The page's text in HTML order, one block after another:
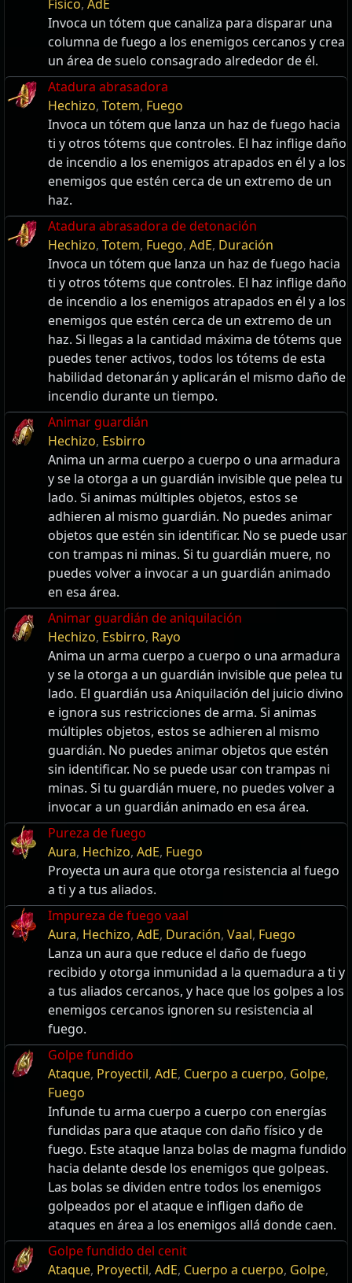
Físico, AdE
Invoca un tótem que canaliza para disparar una
columna de fuego a los enemigos cercanos y crea
un área de suelo consagrado alrededor de él.
Atadura abrasadora
Hechizo, Totem, Fuego
Invoca un tótem que lanza un haz de fuego hacia
ti y otros tótems que controles. El haz inflige daño
de incendio a los enemigos atrapados en él y a los
enemigos que estén cerca de un extremo de un
haz.
Atadura abrasadora de detonación
Hechizo, Totem, Fuego, AdE, Duración
Invoca un tótem que lanza un haz de fuego hacia
ti y otros tótems que controles. El haz inflige daño
de incendio a los enemigos atrapados en él y a los
enemigos que estén cerca de un extremo de un
haz. Si llegas a la cantidad máxima de tótems que
puedes tener activos, todos los tótems de esta
habilidad detonarán y aplicarán el mismo daño de
incendio durante un tiempo.
Animar guardián
Hechizo, Esbirro
Anima un arma cuerpo a cuerpo o una armadura
y se la otorga a un guardián invisible que pelea tu
lado. Si animas múltiples objetos, estos se
adhieren al mismo guardián. No puedes animar
objetos que estén sin identificar. No se puede usar
con trampas ni minas. Si tu guardián muere, no
puedes volver a invocar a un guardián animado
en esa área.
Animar guardián de aniquilación
Hechizo, Esbirro, Rayo
Anima un arma cuerpo a cuerpo o una armadura
y se la otorga a un guardián invisible que pelea tu
lado. El guardián usa Aniquilación del juicio divino
e ignora sus restricciones de arma. Si animas
múltiples objetos, estos se adhieren al mismo
guardián. No puedes animar objetos que estén
sin identificar. No se puede usar con trampas ni
minas. Si tu guardián muere, no puedes volver a
invocar a un guardián animado en esa área.
Pureza de fuego
Aura, Hechizo, AdE, Fuego
Proyecta un aura que otorga resistencia al fuego
a ti y a tus aliados.
Impureza de fuego vaal
Aura, Hechizo, AdE, Duración, Vaal, Fuego
Lanza un aura que reduce el daño de fuego
recibido y otorga inmunidad a la quemadura a ti y
a tus aliados cercanos, y hace que los golpes a los
enemigos cercanos ignoren su resistencia al
fuego.
Golpe fundido
Ataque, Proyectil, AdE, Cuerpo a cuerpo, Golpe,
Fuego
Infunde tu arma cuerpo a cuerpo con energías
fundidas para que ataque con daño físico y de
fuego. Este ataque lanza bolas de magma fundido
hacia delante desde los enemigos que golpeas.
Las bolas se dividen entre todos los enemigos
golpeados por el ataque e infligen daño de
ataques en área a los enemigos allá donde caen.
Golpe fundido del cenit
Ataque, Proyectil, AdE, Cuerpo a cuerpo, Golpe,